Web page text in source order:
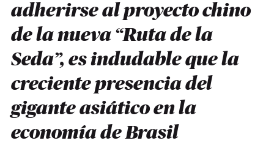
adherirse al proyecto chino
de la nueva “Ruta de la
Seda”, es indudable que la
creciente presencia del
gigante asiático en la
economía de Brasil